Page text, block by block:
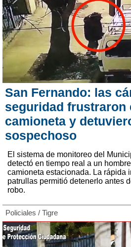
San Fernando: las
seguridad frustraron
camioneta y
sospechoso
El sistema de monitoreo del
detectó en tiempo real a un
camioneta estacionada. La rápida
patrullas permitió detenerlo antes
robo.
Policiales / Tigre